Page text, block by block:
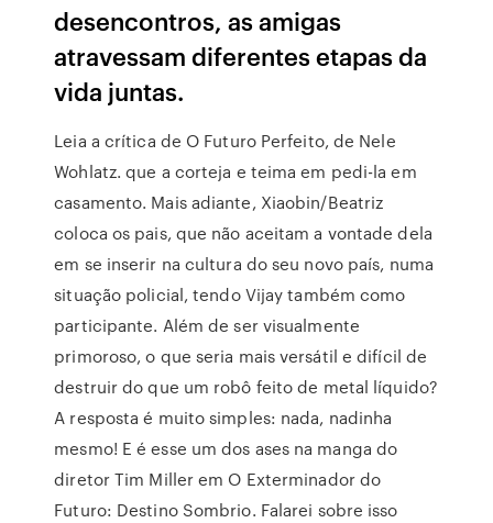
desencontros, as amigas
atravessam diferentes etapas da
vida juntas.
Leia a crítica de O Futuro Perfeito, de Nele
Wohlatz. que a corteja e teima em pedi-la em
casamento. Mais adiante, Xiaobin/Beatriz
coloca os pais, que não aceitam a vontade dela
em se inserir na cultura do seu novo país, numa
situação policial, tendo Vijay também como
participante. Além de ser visualmente
primoroso, o que seria mais versátil e difícil de
destruir do que um robô feito de metal líquido?
A resposta é muito simples: nada, nadinha
mesmo! E é esse um dos ases na manga do
diretor Tim Miller em O Exterminador do
Futuro: Destino Sombrio. Falarei sobre isso